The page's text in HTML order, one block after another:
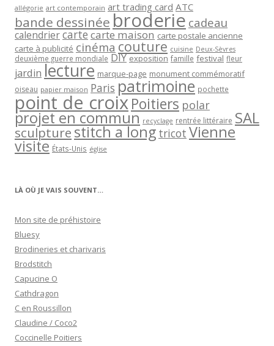
allégorie art contemporain art trading card ATC
bande dessinée broderie cadeau
calendriercartecarte maison carte postale ancienne
carte à publicité cinéma couture cuisine Deux-Sèvres
deuxième guerre mondiale DIY exposition famille festival fleur
jardin lecture marque-page monument commémoratif
oiseau papier maison Paris patrimoine pochette
point de croixPoitiers polar
projet en commun recyclage rentrée littéraire SAL
sculpturestitch a long tricot Vienne
visite États-Unis église
LÀ OÙ JE VAIS SOUVENT…
Mon site de préhistoire
Bluesy
Brodineries et charivaris
Brodstitch
Capucine O
Cathdragon
C en Roussillon
Claudine / Coco2
Coccinelle Poitiers